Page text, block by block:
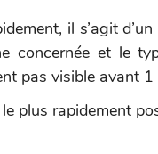
il s’agit d’un
concernée et le
pas visible avant
plus rapidement